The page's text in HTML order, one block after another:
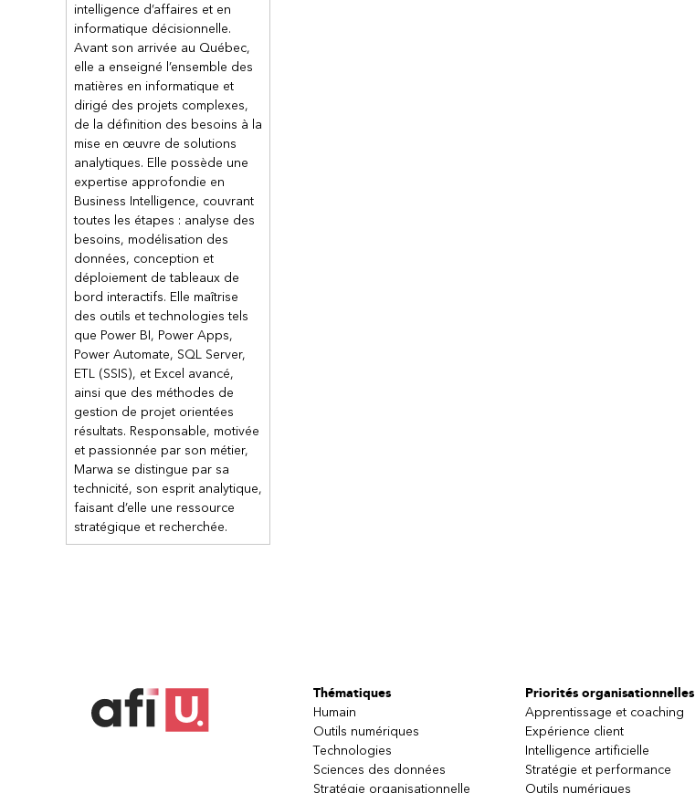
Créer des flux de cloud récurrents
Travailler avec les demandes d’approbation
Utiliser les actions conditionnelles
Créer des flux de cloud qui utilisent les bases de données
Intégrer Power Apps, Power Automate et SharePoint
Tester votre flux de cloud
Chapitre 4 : Créer des flux à partir des modèles
Modifier le déclencheur et tester les changements
Poster un message dans Teams lorsqu’une tache est complétée
Utiliser une tâche pour déclencher un flux
Démarrer une approbation sur des documents
Démarrer une approbation à partir d’un formulaire Forms
Travailler avec les actions d’approbation
Créer une condition Oui/Non
Tester le fonctionnement de votre formulaire
Modification du flux et application des changements
Approbations dans Power Automate
Déplacer des documents selon des métadonnées
Chapitre 5 : Gestion des erreurs dans l’automatisation
Découvrir pourquoi la gestion des erreurs est primordiale
Contrôler le bon fonctionnement d’un flux
Ajouter la prise en charge des erreurs
Apprendre à renforcer la qualité des données
Power Automate - Introduction | AFI Expertise
intelligence d’affaires et en
informatique décisionnelle.
Avant son arrivée au Québec,
elle a enseigné l’ensemble des
matières en informatique et
dirigé des projets complexes,
de la définition des besoins à la
mise en œuvre de solutions
analytiques. Elle possède une
expertise approfondie en
Business Intelligence, couvrant
toutes les étapes : analyse des
besoins, modélisation des
données, conception et
déploiement de tableaux de
bord interactifs. Elle maîtrise
des outils et technologies tels
que Power BI, Power Apps,
Power Automate, SQL Server,
ETL (SSIS), et Excel avancé,
ainsi que des méthodes de
gestion de projet orientées
résultats. Responsable, motivée
et passionnée par son métier,
Marwa se distingue par sa
technicité, son esprit analytique,
faisant d’elle une ressource
stratégique et recherchée.
Thématiques
Humain
Outils numériques
Technologies
Sciences des données
Stratégie organisationnelle
Priorités organisationnelles
Apprentissage et coaching
Expérience client
Intelligence artificielle
Stratégie et performance
Outils numériques